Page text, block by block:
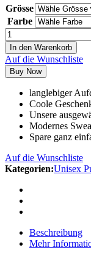
Grösse
Farbe
In den Warenkorb
Auf die Wunschliste
Buy Now
langlebiger
Coole
Unsere
Modernes
Spare ganz
Auf die Wunschliste
Kategorien:Unisex
Beschreibung
Mehr